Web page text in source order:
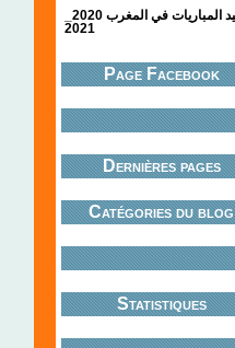
2021
Page Facebook
Dernières pages
Catégories du blog
Statistiques